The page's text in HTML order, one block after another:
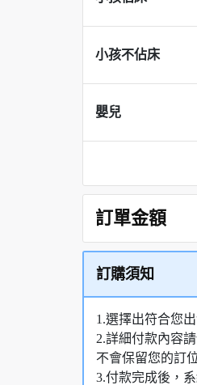
小孩不佔床
嬰兒
訂單金額
訂購須知
1.選擇出符合您
2.詳細付款內容
不會保留您的訂
3.付款完成後，